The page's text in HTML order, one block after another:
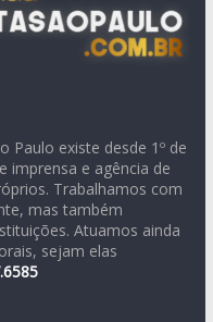
Paulo existe desde 1º de
imprensa e agência de
Trabalhamos com
mas também
Atuamos ainda
sejam elas